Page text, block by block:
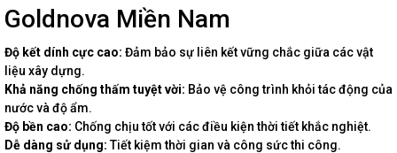
Goldnova Miền Nam
Độ kết dính cực cao: Đảm bảo sự liên kết vững chắc giữa các vật
liệu xây dựng.
Khả năng chống thấm tuyệt vời: Bảo vệ công trình khỏi tác động của
nước và độ ẩm.
Độ bền cao: Chống chịu tốt với các điều kiện thời tiết khắc nghiệt.
Dễ dàng sử dụng:Tiết kiệm thời gian và công sức thi công.